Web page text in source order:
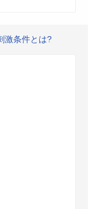
激条件とは?